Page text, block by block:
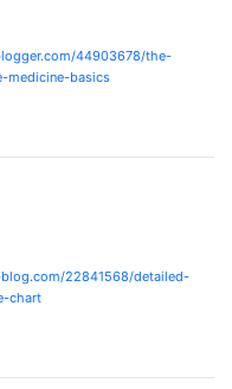
44903678/the-
medicine-basics
22841568/detailed-
chart